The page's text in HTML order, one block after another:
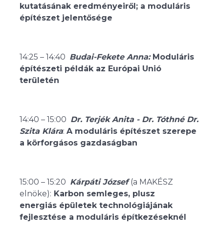
kutatásának eredményeiről; a moduláris
építészet jelentősége
14:25 – 14:40 Budai-Fekete Anna: Moduláris
építészeti példák az Európai Unió
területén
14:40 – 15:00 Dr. Terjék Anita - Dr. Tóthné Dr.
Szita Klára: A moduláris építészet szerepe
a körforgásos gazdaságban
15:00 – 15:20 Kárpáti József(a MAKÉSZ
elnöke): Karbon semleges, plusz
energiás épületek technológiájának
fejlesztése a moduláris építkezéseknél